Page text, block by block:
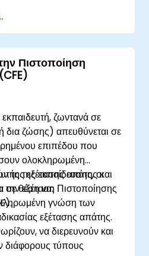
και ηθικά ζητήματα στις
για την αντιμετώπιση
ανάκτηση από
Πιστοποίηση
ζωντανά σε
δια ζώσης) απευθύνεται σε
επιπέδου που
ολοκληρωμένη
της εξέτασης απάτης και
την εξέταση Πιστοποίησης
της εκπαίδευσης, οι
σε θέση να:
γνώση των
εξέτασης απάτης.
να διερευνούν και
τύπους